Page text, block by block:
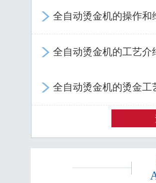
 全自动烫金机的操作和
 全自动烫金机的工艺介
 全自动烫金机的烫金工